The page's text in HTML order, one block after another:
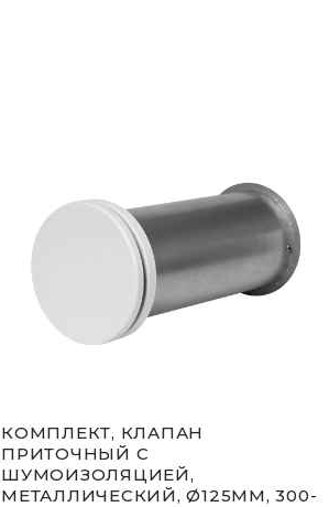
КОМПЛЕКТ, КЛАПАН
ПРИТОЧНЫЙ С
ШУМОИЗОЛЯЦИЕЙ,
МЕТАЛЛИЧЕСКИЙ, Ø125MM, 300-